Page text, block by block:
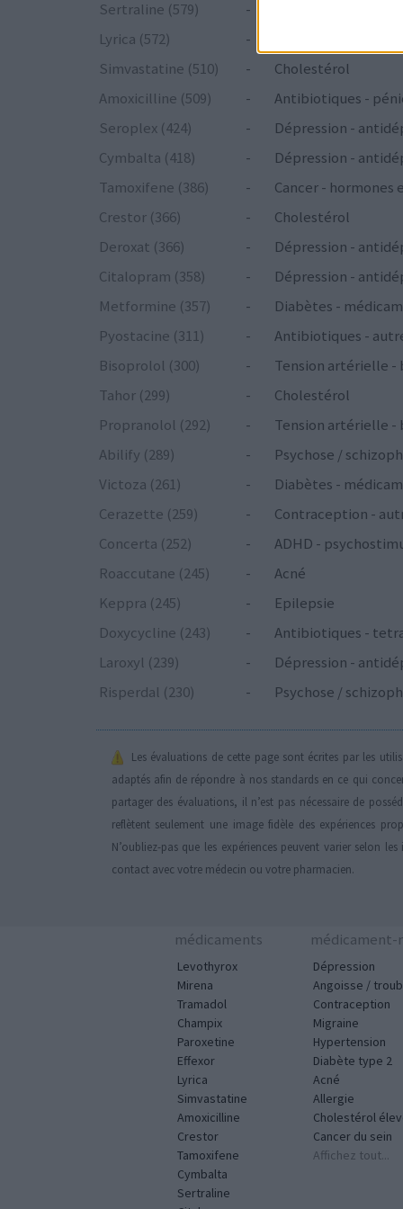
Sertraline (579)
-
Dépression -
Lyrica (572)
-
Simvastatine (510)
-
Cholestérol
Amoxicilline (509)
-
Antibiotiques -
Seroplex (424)
-
Dépression -
Cymbalta (418)
-
Dépression -
Tamoxifene (386)
-
Cancer - hormones
Crestor (366)
-
Cholestérol
Deroxat (366)
-
Dépression -
Citalopram (358)
-
Dépression -
Metformine (357)
-
Diabètes -
Pyostacine (311)
-
Antibiotiques -
Bisoprolol (300)
-
Tension artérielle -
Tahor (299)
-
Cholestérol
Propranolol (292)
-
Tension artérielle -
Abilify (289)
-
Psychose /
Victoza (261)
-
Diabètes -
Cerazette (259)
-
Contraception -
Concerta (252)
-
ADHD -
Roaccutane (245)
-
Acné
Keppra (245)
-
Epilepsie
Doxycycline (243)
-
Antibiotiques -
Laroxyl (239)
-
Dépression -
Risperdal (230)
- Psychose /
Les évaluations de cette page sont écrites par les
adaptés afin de répondre à nos standards en ce qui
partager des évaluations, il n’est pas nécessaire de
reflètent seulement une image fidèle des expériences
N’oubliez-pas que les expériences peuvent varier selon
contact avec votre médecin ou votre pharmacien.
médicaments
Levothyrox
Mirena
Tramadol
Champix
Paroxetine
Effexor
Lyrica
Simvastatine
Amoxicilline
Crestor
Tamoxifene
Cymbalta
Sertraline
médicament-
Dépression
Angoisse /
Contraception
Migraine
Hypertension
Diabète type 2
Acné
Allergie
Cholestérol
Cancer du sein
Affichez tout...